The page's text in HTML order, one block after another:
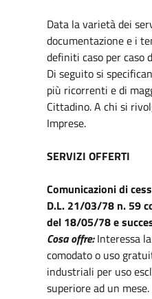
Data la varietà dei
documentazione e i
definiti caso per caso
Di seguito si
più ricorrenti e di
Cittadino. A chi si
Imprese.
SERVIZI OFFERTI
Comunicazioni di
D.L. 21/03/78 n. 59
del 18/05/78 e
Cosa offre:Interessa
comodato o uso
industriali per uso
superiore ad un